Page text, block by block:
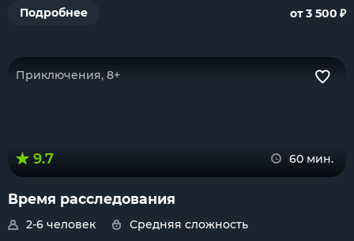
Подробнее
от 3 500 ₽
Приключения, 8+
9.7 60 мин.
Время расследования
2-6 человек
Средняя сложность